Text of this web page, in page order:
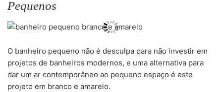
Pequenos
O banheiro pequeno não é desculpa para não investir em
projetos de banheiros modernos, e uma alternativa para
dar um ar contemporâneo ao pequeno espaço é este
projeto em branco e amarelo.